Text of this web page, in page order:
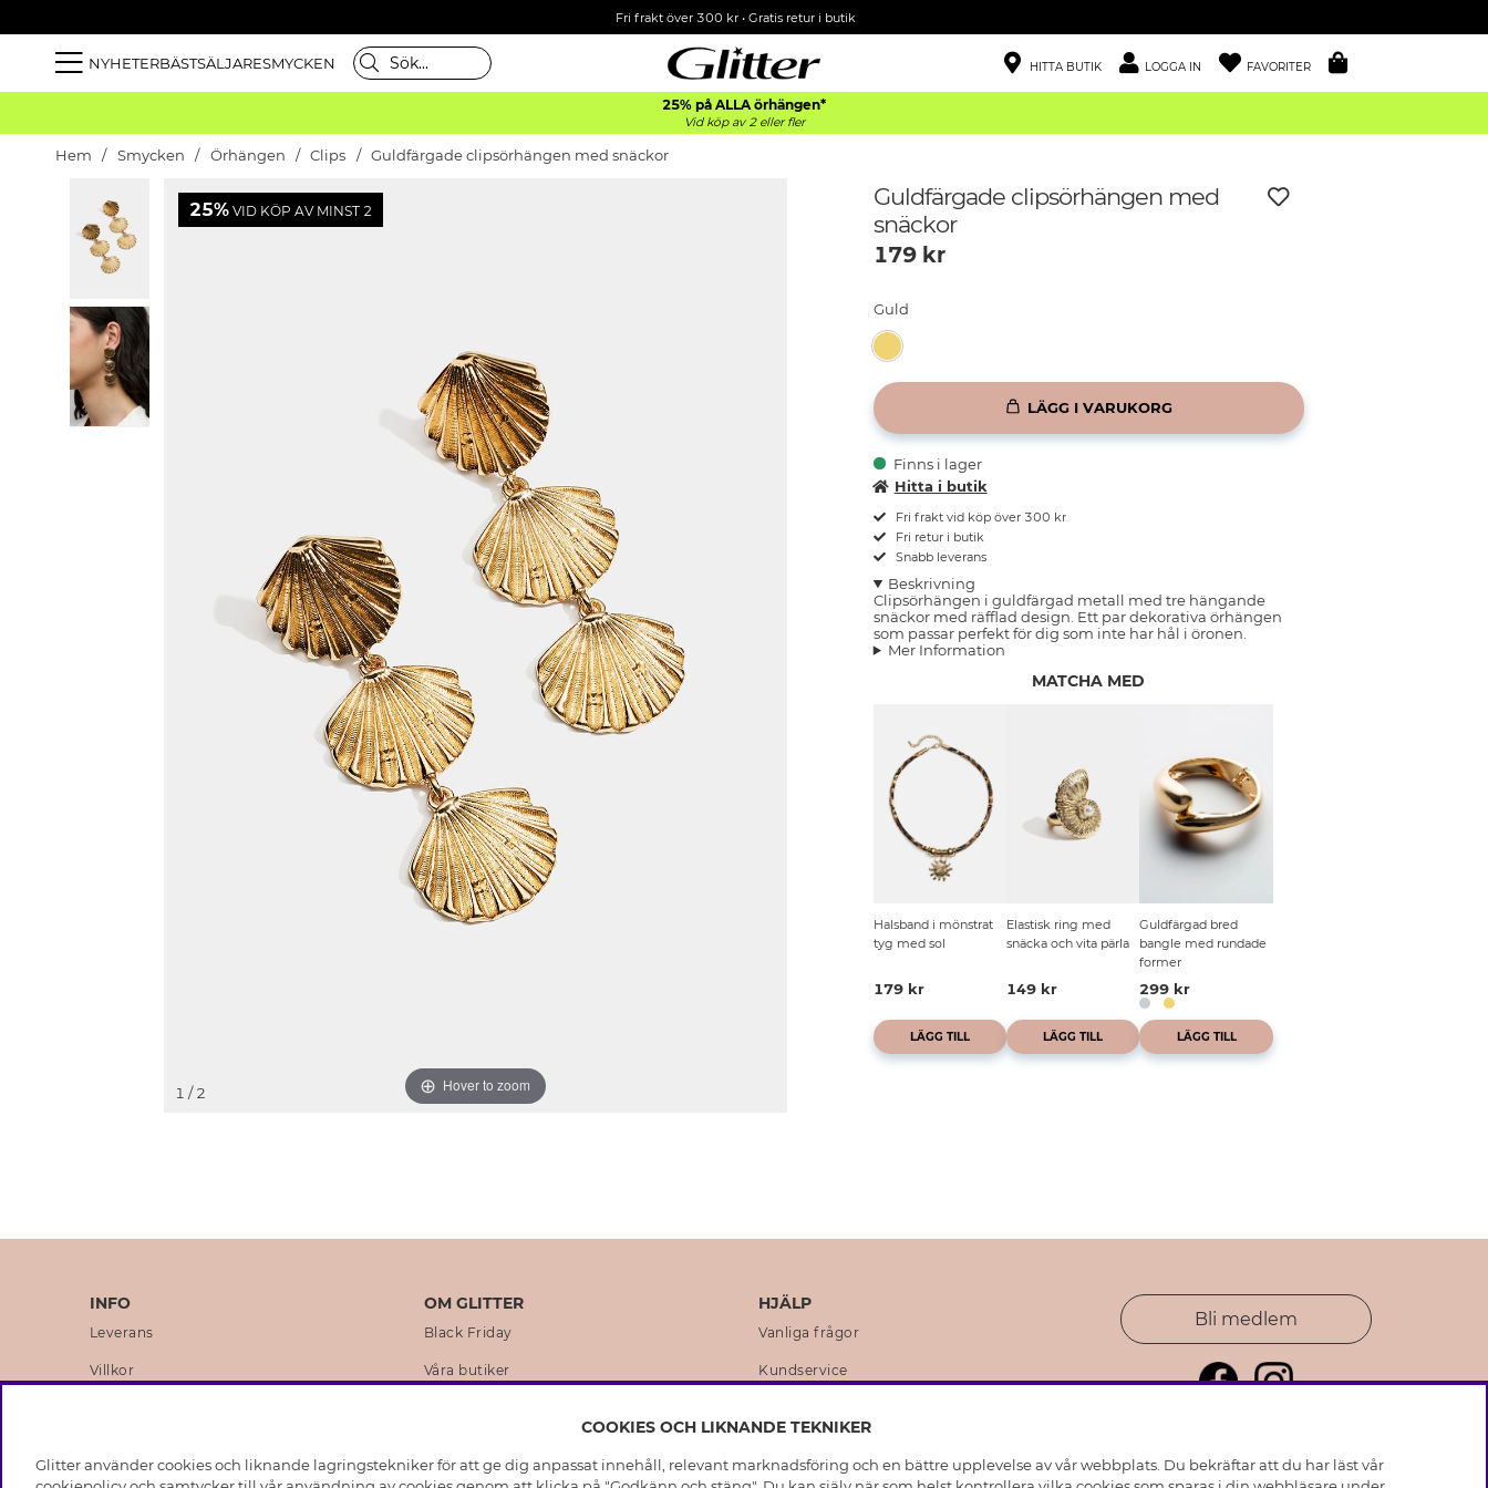
Fri frakt över 300 kr• Gratis retur i butik
NYHETERBÄSTSÄLJARESMYCKEN HITTA BUTIK LOGGA IN FAVORITER
25% på ALLA örhängen*
Vid köp av 2 eller fler
Hem Smycken Örhängen Clips Guldfärgade clipsörhängen med snäckor
25% VID KÖP AV MINST 2
Hover to zoom
1 / 2
Guldfärgade clipsörhängen med
snäckor
179kr
Guld
LÄGG I VARUKORG
Finns i lager
Hitta i butik
Fri frakt vid köp över 300 kr
Fri retur i butik
Snabb leverans
Beskrivning
Clipsörhängen i guldfärgad metall med tre hängande
snäckor med räfflad design. Ett par dekorativa örhängen
som passar perfekt för dig som inte har hål i öronen.
Mer Information
MATCHA MED
Halsband i mönstrat
tyg med sol
179 kr
LÄGG TILL
Elastisk ring med
snäcka och vita pärla
149 kr
LÄGG TILL
Guldfärgad bred
bangle med rundade
former
299 kr
LÄGG TILL
INFO
Leverans
Villkor
Medlemsvillkor
OM GLITTER
Black Friday
Våra butiker
Hållbarhet
HJÄLP
Vanliga frågor
Kundservice
Skötselråd skinnhandskar
Bli medlem
COOKIES OCH LIKNANDE TEKNIKER
Glitter använder cookies och liknande lagringstekniker för att ge dig anpassat innehåll, relevant marknadsföring och en bättre upplevelse av vår webbplats. Du bekräftar att du har läst vår